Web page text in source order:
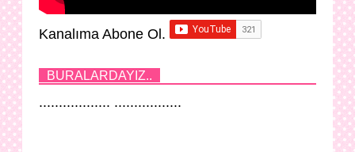
Kanalıma Abone Ol.
BURALARDAYIZ..
.................. .................